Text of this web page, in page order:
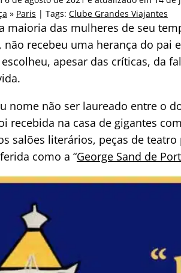
» Paris | Tags: Clube Grandes Viajantes
maioria das mulheres de seu
não recebeu uma herança do
escolheu, apesar das críticas, da
nome não ser laureado entre o
recebida na casa de gigantes
salões literários, peças de
como a “George Sand de